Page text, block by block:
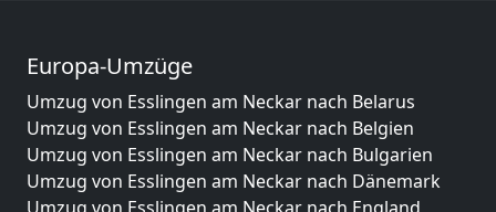
Europa-Umzüge
Umzug von Esslingen am Neckar nach Belarus
Umzug von Esslingen am Neckar nach Belgien
Umzug von Esslingen am Neckar nach Bulgarien
Umzug von Esslingen am Neckar nach Dänemark
Umzug von Esslingen am Neckar nach England